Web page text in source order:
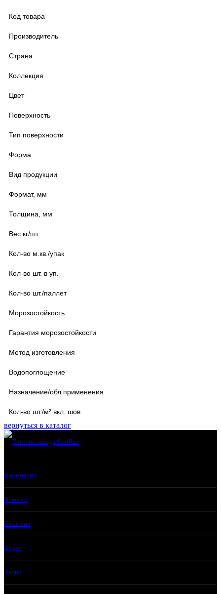
Код товара
Производитель
Страна
Коллекция
Цвет
Поверхность
Тип поверхности
Форма
Вид продукции
Формат, мм
Толщина, мм
Вес кг/шт.
Кол-во м.кв./упак
Кол-во шт. в уп.
Кол-во шт./паллет
Морозостойкость
Гарантия морозостойкости
Метод изготовления
Водопоглощение
Назначение/обл.применения
Кол-во шт./м² вкл. шов
вернуться в каталог
О компании
Новости
Вакансии
Видео
Акции